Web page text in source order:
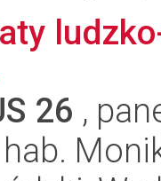
26 ,